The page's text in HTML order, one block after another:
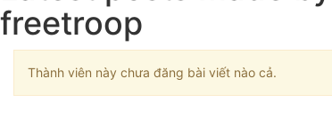
freetroop
Thành viên này chưa đăng bài viết nào cả.